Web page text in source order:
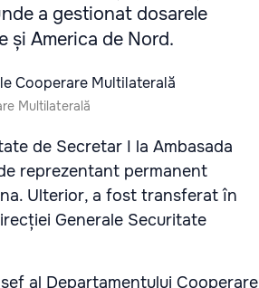
a gestionat dosarele
și America de Nord.
Multilaterală
de Secretar I la Ambasada
reprezentant permanent
Ulterior, a fost transferat în
Generale Securitate
al Departamentului Cooperare